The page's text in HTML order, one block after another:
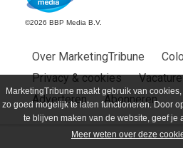
MarketingTribune maakt gebruik van
zo goed mogelijk te laten functioneren. Door
te blijven maken van de website, geef je
Meer weten over deze
©2026 BBP Media B.V.
Over MarketingTribune
Privacy & cookies
Adverteren
Abonneren